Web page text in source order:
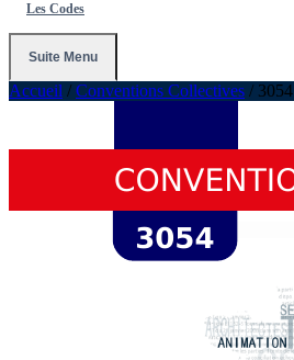
Les Codes
Suite Menu
Accueil / Conventions Collectives / 3054